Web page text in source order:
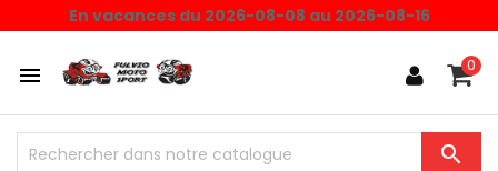
En vacances du 2026-08-08 au 2026-08-16
 0
